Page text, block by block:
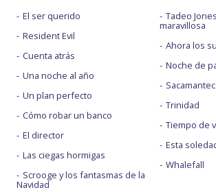
El ser querido
Resident Evil
Cuenta atrás
Una noche al año
Un plan perfecto
Cómo robar un banco
El director
Las ciegas hormigas
Scrooge y los fantasmas de la
Navidad
Tadeo
maravillosa
Ahora los
Noche de
Trinidad
Tiempo de
Esta
Whalefall